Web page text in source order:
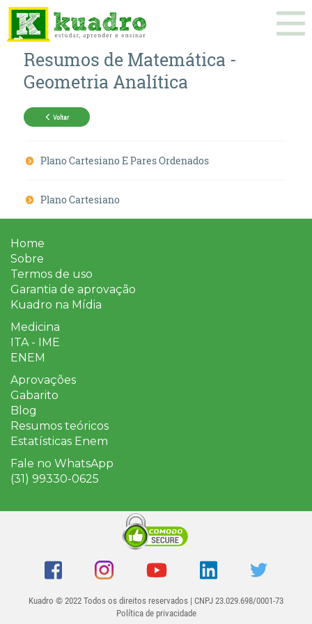
Resumos deMatemática -
Geometria Analítica
Voltar
Plano Cartesiano E Pares Ordenados
Plano Cartesiano
Home
Sobre
Termos de uso
Garantia de aprovação
Kuadro na Mídia
Medicina
ITA - IME
ENEM
Aprovações
Gabarito
Blog
Resumos teóricos
Estatísticas Enem
Fale no WhatsApp
(31) 99330-0625
Kuadro © 2022 Todos os direitos reservados | CNPJ 23.029.698/0001-73
Política de privacidade